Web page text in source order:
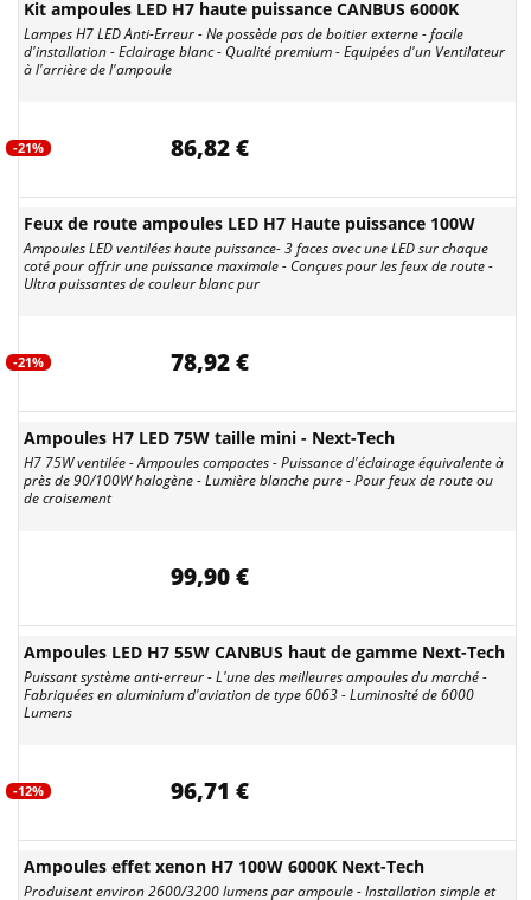
Kit ampoules LED H7 haute puissance CANBUS 6000K
Lampes H7 LED Anti-Erreur - Ne possède pas de boitier externe - facile
d'installation - Eclairage blanc - Qualité premium - Equipées d'un Ventilateur
à l'arrière de l'ampoule
-21% 86,82 €
Feux de route ampoules LED H7 Haute puissance 100W
Ampoules LED ventilées haute puissance- 3 faces avec une LED sur chaque
coté pour offrir une puissance maximale - Conçues pour les feux de route -
Ultra puissantes de couleur blanc pur
-21% 78,92 €
Ampoules H7 LED 75W taille mini - Next-Tech
H7 75W ventilée - Ampoules compactes - Puissance d'éclairage équivalente à
près de 90/100W halogène - Lumière blanche pure - Pour feux de route ou
de croisement
99,90 €
Ampoules LED H7 55W CANBUS haut de gamme Next-Tech
Puissant système anti-erreur - L'une des meilleures ampoules du marché -
Fabriquées en aluminium d'aviation de type 6063 - Luminosité de 6000
Lumens
-12% 96,71 €
Ampoules effet xenon H7 100W 6000K Next-Tech
Produisent environ 2600/3200 lumens par ampoule - Installation simple et